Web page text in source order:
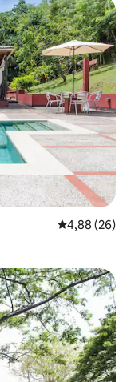
Gemiddelde
4,88 (26)